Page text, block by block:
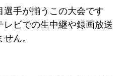
選手が揃うこの大会です
レビでの生中継や録画放送
ん。